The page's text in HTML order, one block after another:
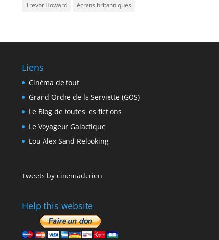
Trevor Howard
écrans britanniques
Liens
Cinéma de tout
Grand Ordre de la Serviette (GOS)
Le Blog de toutes les fictions
Le Voyageur Galactique
Lou Alex Sand Relooking
Tweets by cinemaderien
Help this website